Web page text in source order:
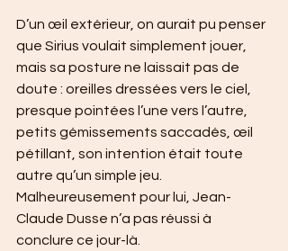
D’un œil extérieur, on aurait pu penser
que Sirius voulait simplement jouer,
mais sa posture ne laissait pas de
doute : oreilles dressées vers le ciel,
presque pointées l’une vers l’autre,
petits gémissements saccadés, œil
pétillant, son intention était toute
autre qu’un simple jeu.
Malheureusement pour lui, Jean-
Claude Dusse n’a pas réussi à
conclure ce jour-là.